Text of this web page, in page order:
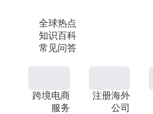
全球热点
知识百科
常见问答
跨境电商
服务
注册海外
公司